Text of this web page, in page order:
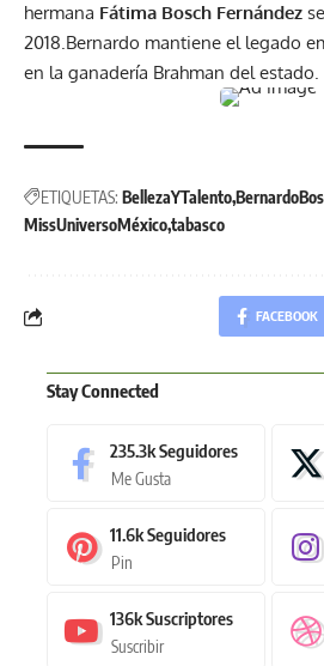
hermana Fátima Bosch Fernández
2018.Bernardo mantiene el legado
en la ganadería Brahman del estado.
ETIQUETAS: BellezaYTalento
MissUniversoMéxicotabasco
FACEBOOK
Stay Connected
235.3kSeguidores
Me Gusta
11.6kSeguidores
Pin
136kSuscriptores
Suscribir